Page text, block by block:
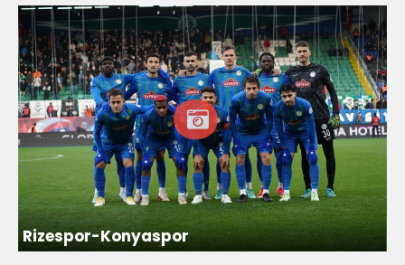
Rizespor-Konyaspor